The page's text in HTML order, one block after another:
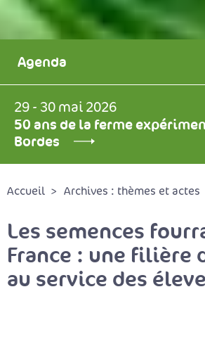
Agenda
29 - 30 mai 2026
50 ans de la ferme
Bordes
Accueil Archives : thèmes et actes
Les semences
France : une filière
au service des